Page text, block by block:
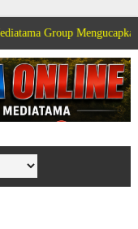
Mengucapkan Selamat